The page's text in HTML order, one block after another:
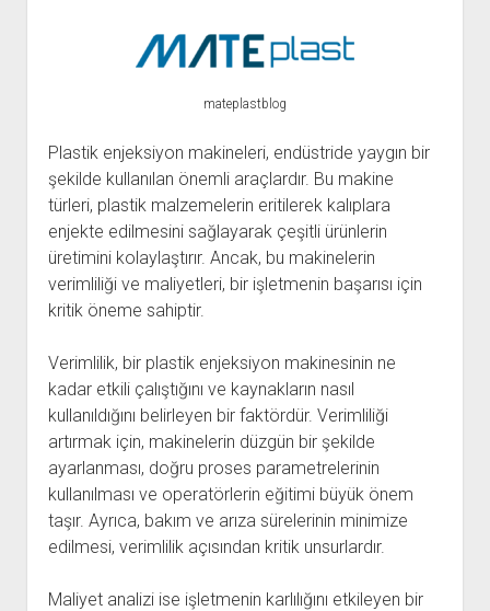
Twitter Izlenme Arttırma Parasız
mateplastblog
Plastik enjeksiyon makineleri, endüstride yaygın bir
şekilde kullanılan önemli araçlardır. Bu makine
türleri, plastik malzemelerin eritilerek kalıplara
enjekte edilmesini sağlayarak çeşitli ürünlerin
üretimini kolaylaştırır. Ancak, bu makinelerin
verimliliği ve maliyetleri, bir işletmenin başarısı için
kritik öneme sahiptir.
Verimlilik, bir plastik enjeksiyon makinesinin ne
kadar etkili çalıştığını ve kaynakların nasıl
kullanıldığını belirleyen bir faktördür. Verimliliği
artırmak için, makinelerin düzgün bir şekilde
ayarlanması, doğru proses parametrelerinin
kullanılması ve operatörlerin eğitimi büyük önem
taşır. Ayrıca, bakım ve arıza sürelerinin minimize
edilmesi, verimlilik açısından kritik unsurlardır.
Maliyet analizi ise işletmenin karlılığını etkileyen bir